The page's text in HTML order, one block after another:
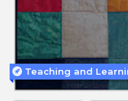
Teaching and